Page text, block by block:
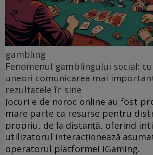
gambling
Fenomenul gamblingului social:
uneori comunicarea mai
rezultatele în sine
Jocurile de noroc online au fost
mare parte ca resurse pentru
propriu, de la distanță, oferind
utilizatorul interacționează
operatorul platformei iGaming.